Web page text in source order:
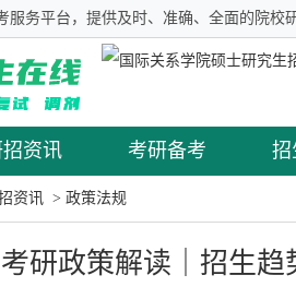
服务平台，提供及时、准确、全面的院校
资讯 考研备考 招
资讯 > 政策法规
研政策解读｜招生